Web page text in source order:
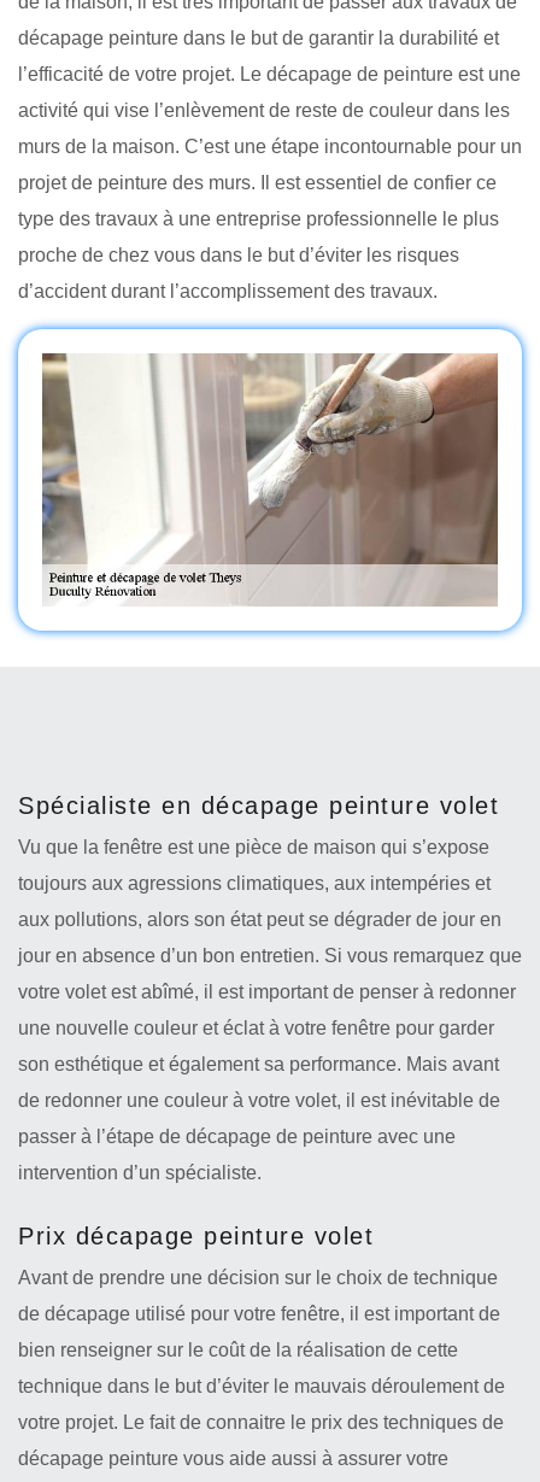
décapage peinture dans le but de garantir la durabilité et
l’efficacité de votre projet. Le décapage de peinture est une
activité qui vise l’enlèvement de reste de couleur dans les
murs de la maison. C’est une étape incontournable pour un
projet de peinture des murs. Il est essentiel de confier ce
type des travaux à une entreprise professionnelle le plus
proche de chez vous dans le but d’éviter les risques
d’accident durant l’accomplissement des travaux.
Spécialiste en décapage peinture volet
Vu que la fenêtre est une pièce de maison qui s’expose
toujours aux agressions climatiques, aux intempéries et
aux pollutions, alors son état peut se dégrader de jour en
jour en absence d’un bon entretien. Si vous remarquez que
votre volet est abîmé, il est important de penser à redonner
une nouvelle couleur et éclat à votre fenêtre pour garder
son esthétique et également sa performance. Mais avant
de redonner une couleur à votre volet, il est inévitable de
passer à l’étape de décapage de peinture avec une
intervention d’un spécialiste.
Prix décapage peinture volet
Avant de prendre une décision sur le choix de technique
de décapage utilisé pour votre fenêtre, il est important de
bien renseigner sur le coût de la réalisation de cette
technique dans le but d’éviter le mauvais déroulement de
votre projet. Le fait de connaitre le prix des techniques de
décapage peinture vous aide aussi à assurer votre